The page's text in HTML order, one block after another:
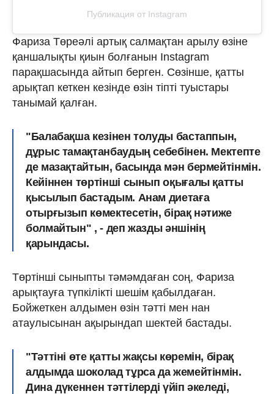
Публикация от Instagram
Фариза Төреәлі артық салмақтан арылу өзіне
қаншалықты қиын болғанын Instagram
парақшасында айтып берген. Сөзінше, қатты
арықтап кеткен кезінде өзін тіпті туыстары
танымай қалған.
"Балабақша кезінен толуды бастаппын,
дұрыс тамақтанбаудың себебінен. Мектепте
де мазақтайтын, басында мән бермейтінмін.
Кейіннен төртінші сынып оқығалы қатты
қысылып бастадым. Анам диетаға
отырғызып көмектесетін, бірақ нәтиже
болмайтын" , - деп жазды әншінің
қарындасы.
Төртінші сыныпты тәмәмдаған соң, Фариза
арықтауға түпкілікті шешім қабылдаған.
Бойжеткен алдымен өзін тәтті мен нан
атаулысынан ақырындап шектей бастады.
"Тәттіні өте қатты жақсы көремін, бірақ
алдымда шоколад тұрса да жемейтінмін.
Дина дүкеннен тәттілерді үйіп әкеледі,